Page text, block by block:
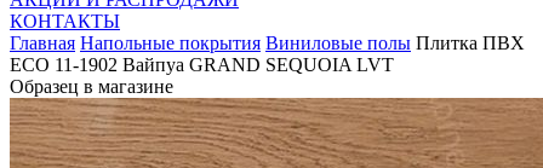
КОНТАКТЫ
Главная Напольные покрытия Виниловые полы Плитка ПВХ
ЕСО 11-1902 Вайпуа GRAND SEQUOIA LVT
Образец в магазине